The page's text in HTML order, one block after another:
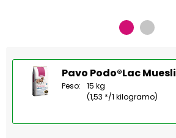
Pavo Podo®Lac Muesli
Peso:
15 kg
(1,53 */1 kilogramo)